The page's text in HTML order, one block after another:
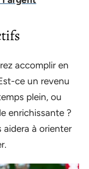
accomplir en
ce un revenu
plein, ou
enrichissante ?
à orienter